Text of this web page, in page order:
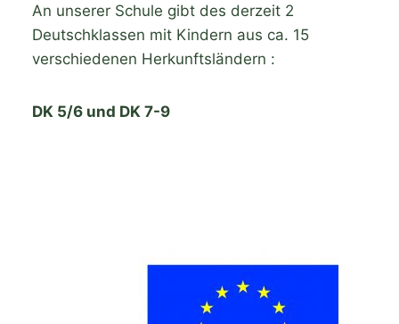
An unserer Schule gibt des derzeit 2
Deutschklassen mit Kindern aus ca. 15
verschiedenen Herkunftsländern :
DK 5/6 und DK 7-9